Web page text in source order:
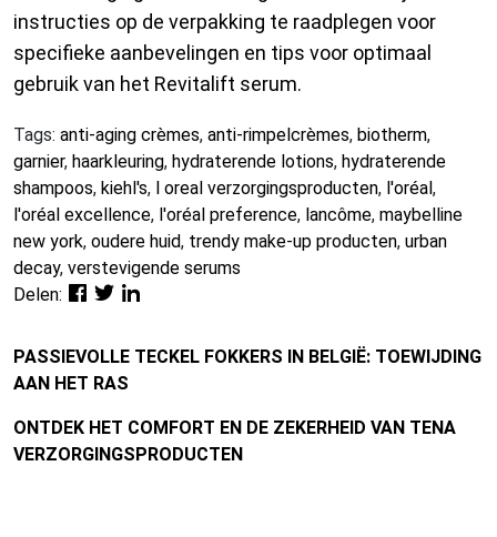
instructies op de verpakking te raadplegen voor
specifieke aanbevelingen en tips voor optimaal
gebruik van het Revitalift serum.
Tags: anti-aging crèmes, anti-rimpelcrèmes, biotherm,
garnier, haarkleuring, hydraterende lotions, hydraterende
shampoos, kiehl's, l oreal verzorgingsproducten, l'oréal,
l'oréal excellence, l'oréal preference, lancôme, maybelline
new york, oudere huid, trendy make-up producten, urban
decay, verstevigende serums
Delen:
PASSIEVOLLE TECKEL FOKKERS IN BELGIË: TOEWIJDING
AAN HET RAS
ONTDEK HET COMFORT EN DE ZEKERHEID VAN TENA
VERZORGINGSPRODUCTEN